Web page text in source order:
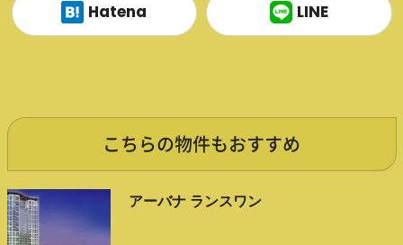
Hatena LINE
こちらの物件もおすすめ
アーバナ ランスワン